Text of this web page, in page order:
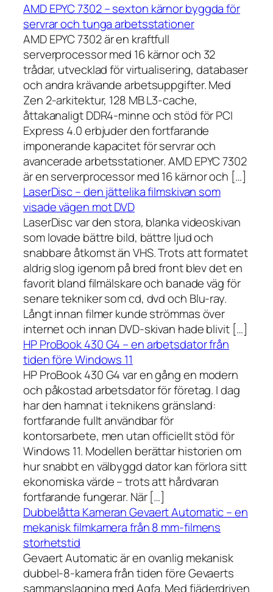
AMD EPYC 7302 – sexton kärnor byggda för
servrar och tunga arbetsstationer
AMD EPYC 7302 är en kraftfull
serverprocessor med 16 kärnor och 32
trådar, utvecklad för virtualisering, databaser
och andra krävande arbetsuppgifter. Med
Zen 2-arkitektur, 128 MB L3-cache,
åttakanaligt DDR4-minne och stöd för PCI
Express 4.0 erbjuder den fortfarande
imponerande kapacitet för servrar och
avancerade arbetsstationer. AMD EPYC 7302
är en serverprocessor med 16 kärnor och […]
LaserDisc – den jättelika filmskivan som
visade vägen mot DVD
LaserDisc var den stora, blanka videoskivan
som lovade bättre bild, bättre ljud och
snabbare åtkomst än VHS. Trots att formatet
aldrig slog igenom på bred front blev det en
favorit bland filmälskare och banade väg för
senare tekniker som cd, dvd och Blu-ray.
Långt innan filmer kunde strömmas över
internet och innan DVD-skivan hade blivit […]
HP ProBook 430 G4 – en arbetsdator från
tiden före Windows 11
HP ProBook 430 G4 var en gång en modern
och påkostad arbetsdator för företag. I dag
har den hamnat i teknikens gränsland:
fortfarande fullt användbar för
kontorsarbete, men utan officiellt stöd för
Windows 11. Modellen berättar historien om
hur snabbt en välbyggd dator kan förlora sitt
ekonomiska värde – trots att hårdvaran
fortfarande fungerar. När […]
Dubbelåtta Kameran Gevaert Automatic – en
mekanisk filmkamera från 8 mm-filmens
storhetstid
Gevaert Automatic är en ovanlig mekanisk
dubbel-8-kamera från tiden före Gevaerts
sammanslagning med Agfa. Med fjäderdriven